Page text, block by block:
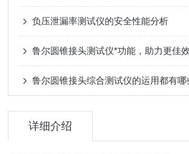
负压泄漏率测试仪的安全性能分析
鲁尔圆锥接头测试仪*功能，助力更佳
鲁尔圆锥接头综合测试仪的运用都有哪
详细介绍